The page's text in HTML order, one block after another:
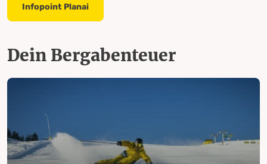
Infopoint Planai
Dein Bergabenteuer